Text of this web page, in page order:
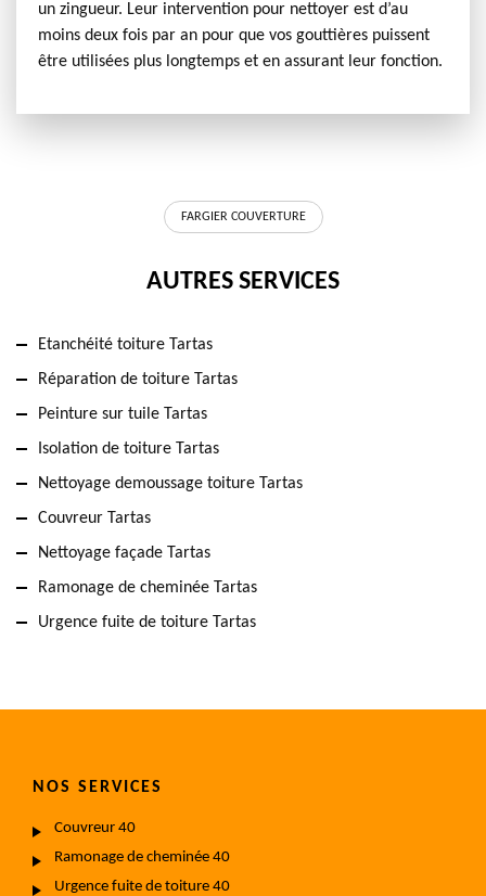
un zingueur. Leur intervention pour nettoyer est d’au
moins deux fois par an pour que vos gouttières puissent
être utilisées plus longtemps et en assurant leur fonction.
FARGIER COUVERTURE
AUTRES SERVICES
Etanchéité toiture Tartas
Réparation de toiture Tartas
Peinture sur tuile Tartas
Isolation de toiture Tartas
Nettoyage demoussage toiture Tartas
Couvreur Tartas
Nettoyage façade Tartas
Ramonage de cheminée Tartas
Urgence fuite de toiture Tartas
NOS SERVICES
Couvreur 40
Ramonage de cheminée 40
Urgence fuite de toiture 40